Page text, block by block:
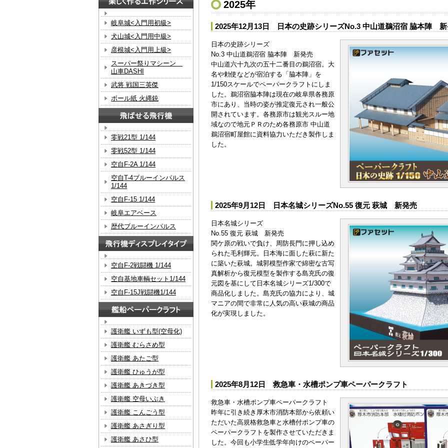
2025年
2025年12月13日 日本の史跡シリーズNo.3 中山道鵜沼宿 脇本陣 新
日本の史跡シリーズ
No.3 中山道鵜沼宿 脇本陣 新発売
中山道六十九次の五十二番目の鵜沼宿。大
名や勅使などが宿泊する「脇本陣」を
1/150スケールでペーパークラフトにしま
した。鵜沼宿脇本陣は現在の岐阜県各務原
市にあり、当時の姿が推定復元され一般公
開されています。各務原市は観光スルー地
域なので地元ＰＲのため各務原市 中山道
鵜沼宿町屋館に資料協力いただき製作しま
した。
2025年9月12日 日本名城シリーズNo.55 復元 萩城 新発売
日本名城シリーズ
No.55 復元 萩城 新発売
関ケ原の戦いで負け、周防長門に押し込め
られた毛利輝元。日本海に面した萩に新た
に築いた萩城。城郭模型作家で綿密な古写
真解析から復元模型を製作する島充氏の復
元図を基にして日本名城シリーズ1/300で
商品化しました。島充氏の協力により、城
マニアの間で非常に人気の高い萩城の商品
化が実現しました。
2025年8月12日 救急車・水槽ポンプ車ペーパークラフト
救急車・水槽ポンプ車ペーパークラフト
昨年に引き続き厚木市消防本部から依頼い
ただいた高規格救急車と水槽付ポンプ車の
ペーパークラフトを製作させていただきま
した。今回も小学生低学年向けのペーパー
岐阜城<入門用初級>
犬山城<入門用中級>
彦根城<入門用上級>
スーパー祭りマシーン
山車DASHI
武将 戦国三英傑
ボール紙 火縄銃
零戦21型 1/144
零戦52型 1/144
空自F-2A 1/144
空自T-4ブルーインパルス
1/144
空自F-15 1/144
岐阜エアベース
歴代ブルーインパルス
空自F-2戦闘機 1/144
空自基地車輌セット1/144
空自F-15J戦闘機1/144
護衛艦 いずも型(空母化)
護衛艦 むらさめ型
護衛艦 あたご型
護衛艦 ひゅうが型
護衛艦 あきづき型
護衛艦 空母いぶき
護衛艦 こんごう型
護衛艦 あさぎり型
護衛艦 あさひ型